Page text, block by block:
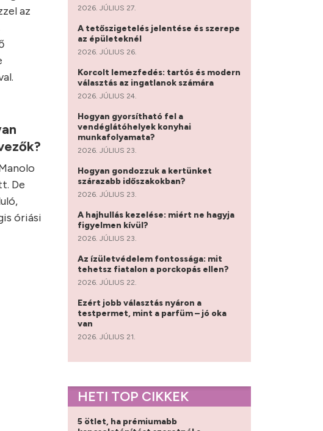
az
De
óriási
2026. JÚLIUS 27.
A tetőszigetelés jelentése és szerepe
az épületeknél
2026. JÚLIUS 26.
Korcolt lemezfedés: tartós és modern
választás az ingatlanok számára
2026. JÚLIUS 24.
Hogyan gyorsítható fel a
vendéglátóhelyek konyhai
munkafolyamata?
2026. JÚLIUS 23.
Hogyan gondozzuk a kertünket
szárazabb időszakokban?
2026. JÚLIUS 23.
A hajhullás kezelése: miért ne hagyja
figyelmen kívül?
2026. JÚLIUS 23.
Az ízületvédelem fontossága: mit
tehetsz fiatalon a porckopás ellen?
2026. JÚLIUS 22.
Ezért jobb választás nyáron a
testpermet, mint a parfüm – jó oka
van
2026. JÚLIUS 21.
HETI TOP CIKKEK
5 ötlet, ha prémiumabb